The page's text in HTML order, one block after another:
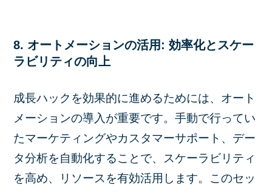
8. オートメーションの活用: 効率化とスケー
ラビリティの向上
成長ハックを効果的に進めるためには、オート
メーションの導入が重要です。手動で行ってい
たマーケティングやカスタマーサポート、デー
タ分析を自動化することで、スケーラビリティ
を高め、リソースを有効活用します。このセッ